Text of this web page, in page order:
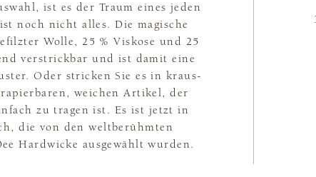
ist es der Traum eines jeden
noch nicht alles. Die magische
Wolle, 25 % Viskose und 25
verstrickbar und ist damit eine
Oder stricken Sie es in kraus-
weichen Artikel, der
zu tragen ist. Es ist jetzt in
die von den weltberühmten
Hardwicke ausgewählt wurden.